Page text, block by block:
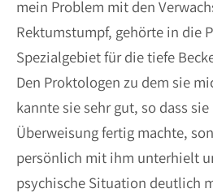
mein Problem mit den
Rektumstumpf, gehörte in die
Spezialgebiet für die tiefe
Den Proktologen zu dem sie
kannte sie sehr gut, so dass
Überweisung fertig machte,
persönlich mit ihm unterhielt
psychische Situation deutlich